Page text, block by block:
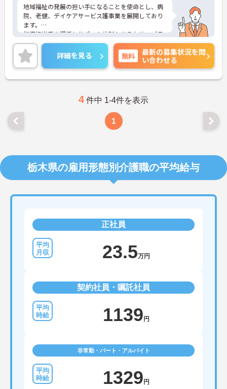
地域福祉の発展の担い手になることを使命とし、病
院、老健、デイケアサービス護事業を展開しており
ます。
指導担当者を選任しサポート体制もあるため、ブラ
ンクのある方もご安心ください。また、未就学児対
象の託児所利用も可能です！
ご興味のある方は、ぜひお気軽にお問い合わせくだ
さい♪
詳細を見る 無料
最新の募集状況を問
い合わせる
4 件中 1-4件を表示
1
栃木県の雇用形態別介護職の平均給与
正社員
23.5万円
契約社員・嘱託社員
1139 円
非常勤・パート・アルバイト
1329 円